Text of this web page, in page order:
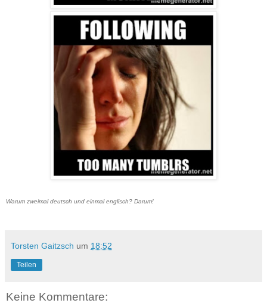
Warum zweimal deutsch und einmal englisch? Darum!
Torsten Gaitzsch um 18:52
Teilen
Keine Kommentare: